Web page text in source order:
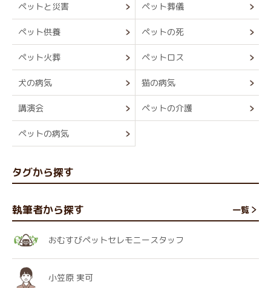
ペットと災害 ペット葬儀
ペット供養 ペットの死
ペット火葬 ペットロス
犬の病気 猫の病気
講演会 ペットの介護
ペットの病気
タグから探す
執筆者から探す 一覧
おむすびペットセレモニースタッフ
小笠原 実可